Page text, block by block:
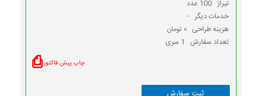
تیراژ 100 عدد
خدمات دیگر -
هزینه طراحی ۰ تومان
تعداد سفارش 1 سری
چاپ پیش فاکتور⎙